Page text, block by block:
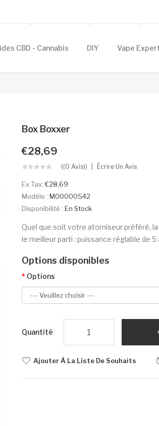
CBD - Cannabis DIY Vape
Box Boxxer
€28,69
((0 Avis)) Écrire Un Avis
Ex Tax:€28,69
Modèle : M00000542
Disponibilité : En Stock
Quel que soit votre atomiseur préféré,
le meilleur parti : puissance réglable de
Options disponibles
Options
Quantité
Ajouter À La Liste De Souhaits